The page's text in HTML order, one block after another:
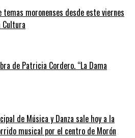
temas moronenses desde este viernes
Cultura
de Patricia Cordero. “La Dama
de Música y Danza sale hoy a la
musical por el centro de Morón